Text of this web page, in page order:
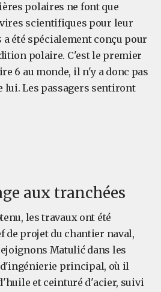
polaires ne font que
scientifiques pour leur
a été spécialement conçu pour
polaire. C'est le premier
6 au monde, il n'y a donc pas
lui. Les passagers sentiront
aux tranchées
les travaux ont été
de projet du chantier naval,
Matulić dans les
principal, où il
et ceinturé d'acier, suivi